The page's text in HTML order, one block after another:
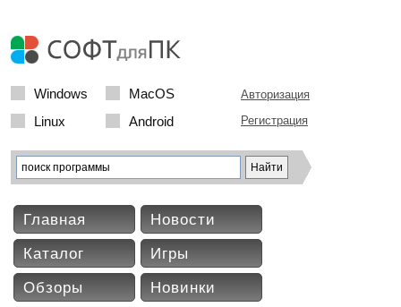
Windows
MacOS
Linux
Android
Авторизация
Регистрация
Главная
Новости
Каталог
Игры
Обзоры
Новинки